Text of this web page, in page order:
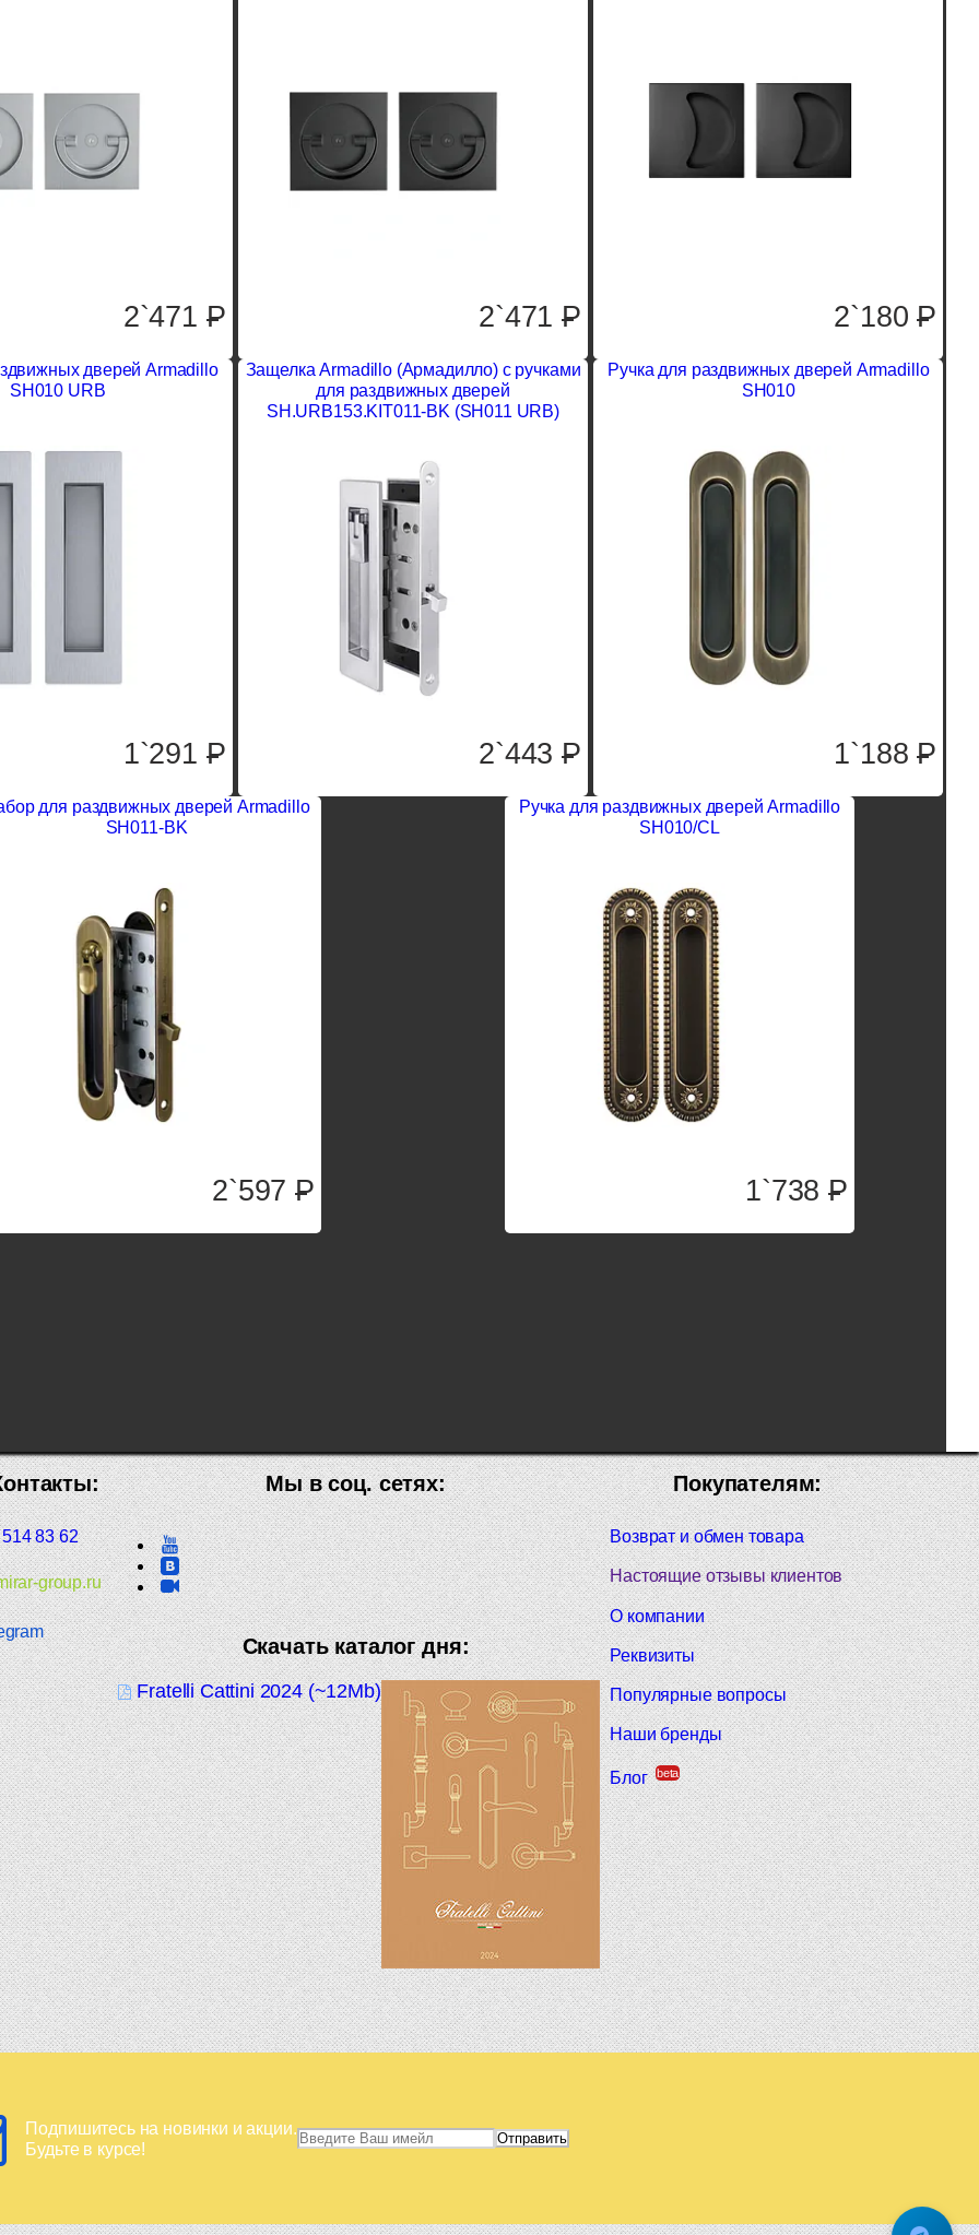
2`471 P 2`471P 2`180P
дверей Armadillo
SH010 URB
1`291 P
Защелка Armadillo (Армадилло) с ручками
для раздвижных дверей
SH.URB153.KIT011-BK (SH011 URB)
2`443P
Ручка для раздвижных дверей Armadillo
SH010
1`188P
для раздвижных дверей Armadillo
SH011-BK
2`597P
Ручка для раздвижных дверей Armadillo
SH010/CL
1`738P
Покупателям:
Возврат и обмен товара
Настоящие отзывы клиентов
О компании
Реквизиты
Популярные вопросы
Наши бренды
Блог beta
Мы в соц. сетях:
Скачать каталог дня:
Fratelli Cattini 2024 (~12Mb)
83 62
group.ru
Подпишитесь на новинки и акции.
Будьте в курсе!